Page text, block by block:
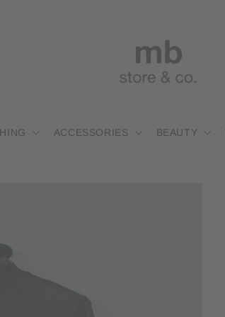
ACCESSORIES BEAUTY